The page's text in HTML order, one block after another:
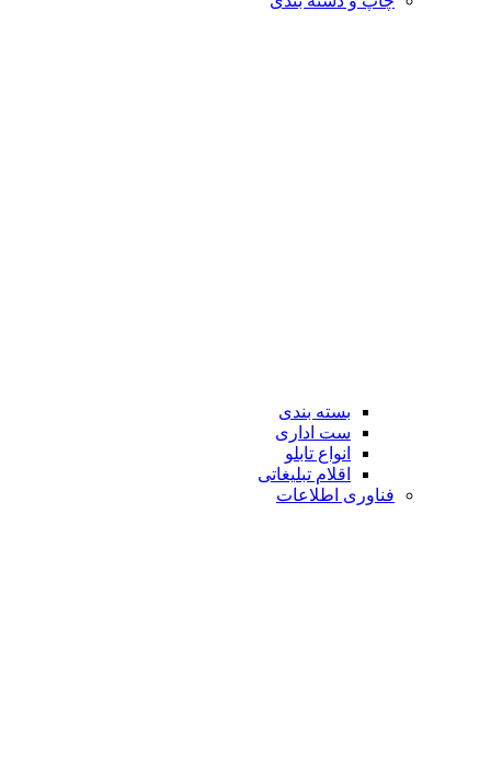
بسته بندی
ست اداری
انواع تابلو
اقلام تبلیغاتی
فناوری اطلاعات